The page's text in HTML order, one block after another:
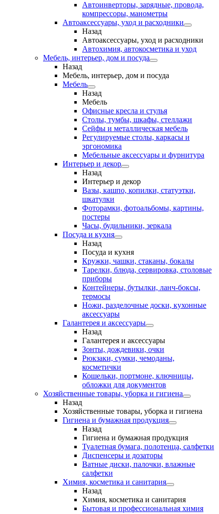
Автоинверторы, зарядные, провода,
компрессоры, манометры
Автоаксессуары, уход и расходники
Назад
Автоаксессуары, уход и расходники
Автохимия, автокосметика и уход
Мебель, интерьер, дом и посуда
Назад
Мебель, интерьер, дом и посуда
Мебель
Назад
Мебель
Офисные кресла и стулья
Столы, тумбы, шкафы, стеллажи
Сейфы и металлическая мебель
Регулируемые столы, каркасы и
эргономика
Мебельные аксессуары и фурнитура
Интерьер и декор
Назад
Интерьер и декор
Вазы, кашпо, копилки, статуэтки,
шкатулки
Фоторамки, фотоальбомы, картины,
постеры
Часы, будильники, зеркала
Посуда и кухня
Назад
Посуда и кухня
Кружки, чашки, стаканы, бокалы
Тарелки, блюда, сервировка, столовые
приборы
Контейнеры, бутылки, ланч-боксы,
термосы
Ножи, разделочные доски, кухонные
аксессуары
Галантерея и аксессуары
Назад
Галантерея и аксессуары
Зонты, дождевики, очки
Рюкзаки, сумки, чемоданы,
косметички
Кошельки, портмоне, ключницы,
обложки для документов
Хозяйственные товары, уборка и гигиена
Назад
Хозяйственные товары, уборка и гигиена
Гигиена и бумажная продукция
Назад
Гигиена и бумажная продукция
Туалетная бумага, полотенца, салфетки
Диспенсеры и дозаторы
Ватные диски, палочки, влажные
салфетки
Химия, косметика и санитария
Назад
Химия, косметика и санитария
Бытовая и профессиональная химия